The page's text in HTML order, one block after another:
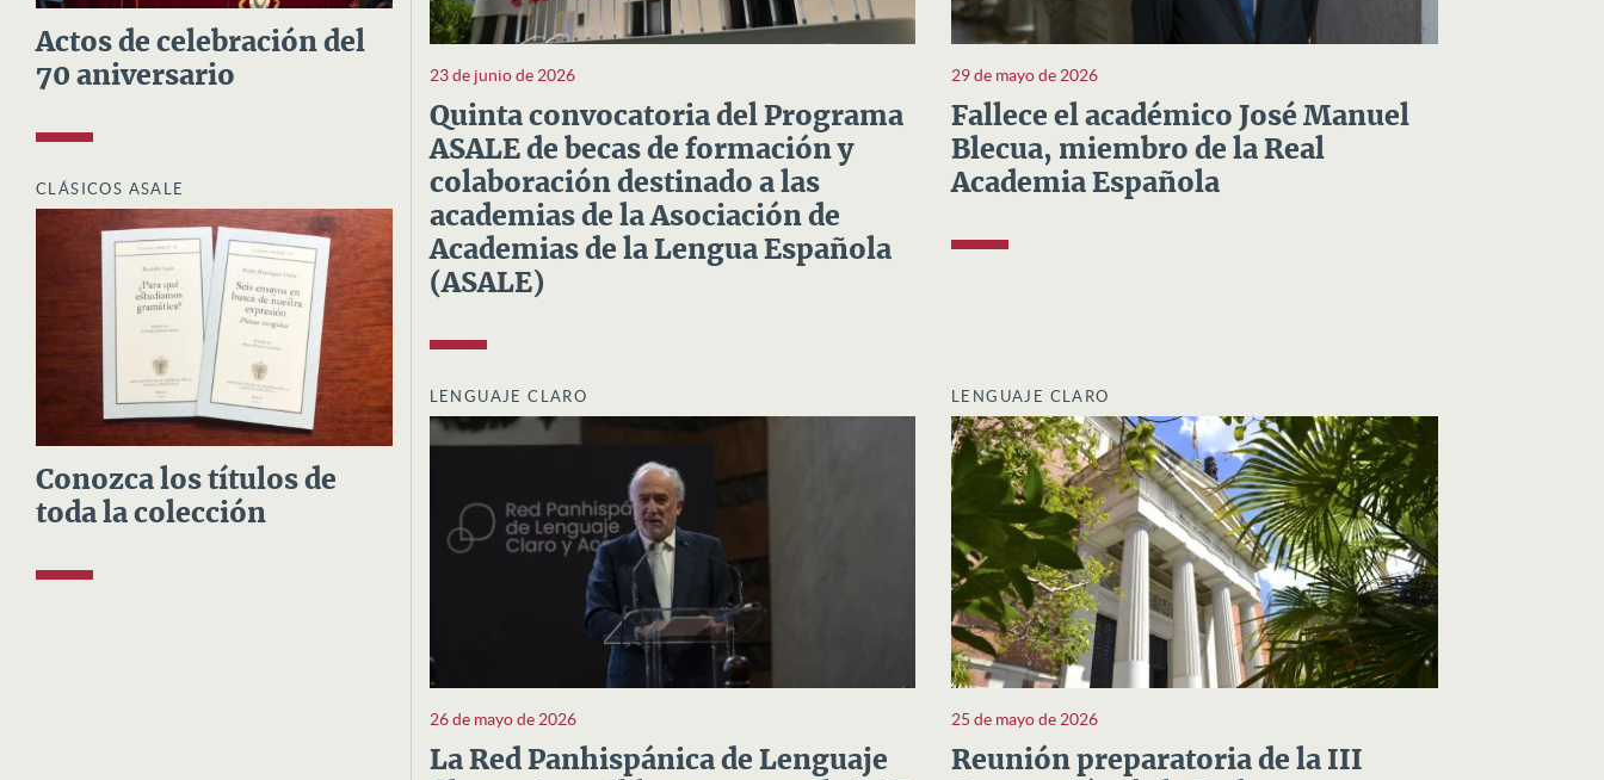
Actos de celebración del
70 aniversario
CLÁSICOS ASALE
Conozca los títulos de
toda la colección
23 de junio de 2026
Quinta convocatoria del Programa
ASALE de becas de formación y
colaboración destinado a las
academias de la Asociación de
Academias de la Lengua Española
(ASALE)
29 de mayo de 2026
Fallece el académico José Manuel
Blecua, miembro de la Real
Academia Española
LENGUAJE CLARO
26 de mayo de 2026
La Red Panhispánica de Lenguaje
LENGUAJE CLARO
25 de mayo de 2026
Reunión preparatoria de la III